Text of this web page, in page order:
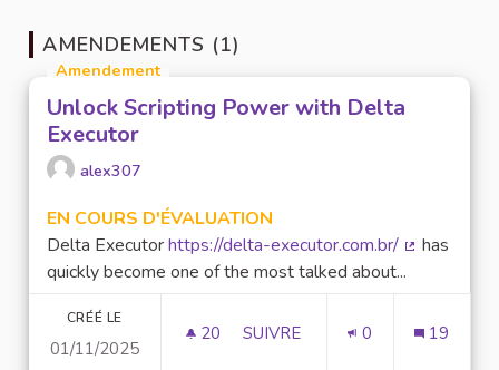
AMENDEMENTS (1)
Amendement
Unlock Scripting Power with Delta
Executor
alex307
EN COURS D'ÉVALUATION
Delta Executorhttps://delta-executor.com.br/
has
quickly become one of the most talked about...
CRÉÉ LE
01/11/2025
20 20 ABONNÉS
SUIVRE 0 19